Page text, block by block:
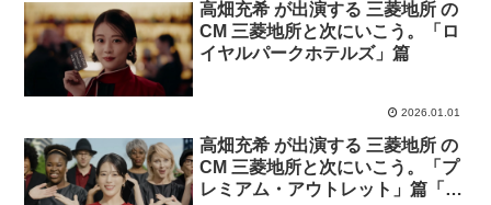
高畑充希 が出演する 三菱地所 の
CM 三菱地所と次にいこう。「ロ
イヤルパークホテルズ」篇
2026.01.01
高畑充希 が出演する 三菱地所 の
CM 三菱地所と次にいこう。「プ
レミアム・アウトレット」篇「東